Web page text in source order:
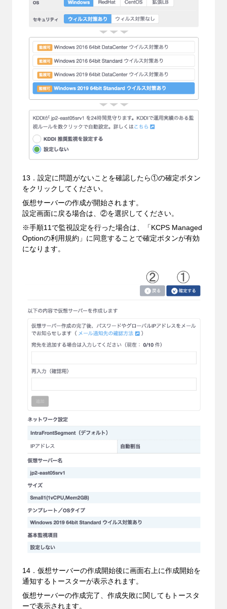
13．設定に問題がないことを確認したら①の確定ボタン
をクリックしてください。
仮想サーバーの作成が開始されます。
設定画面に戻る場合は、②を選択してください。
※手順11で監視設定を行った場合は、「KCPS Managed
Optionの利用規約」に同意することで確定ボタンが有効
になります。
14．仮想サーバーの作成開始後に画面右上に作成開始を
通知するトースターが表示されます。
仮想サーバーの作成完了、作成失敗に関してもトースタ
ーで表示されます。